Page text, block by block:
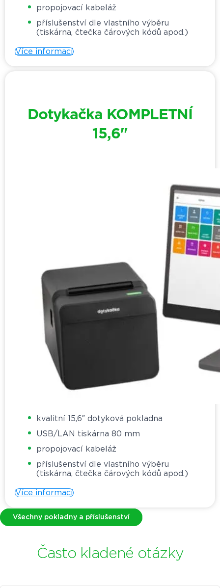
propojovací kabeláž
příslušenství dle vlastního výběru
(tiskárna, čtečka čárových kódů apod.)
Více informací
Dotykačka KOMPLETNÍ
15,6"
kvalitní 15,6″ dotyková pokladna
USB/LAN tiskárna 80 mm
propojovací kabeláž
příslušenství dle vlastního výběru
(tiskárna, čtečka čárových kódů apod.)
Více informací
Všechny pokladny a příslušenství
Často kladené otázky